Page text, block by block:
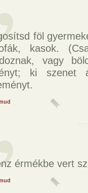
föl
kasok.
vagy
ki szenet
érmékbe vert